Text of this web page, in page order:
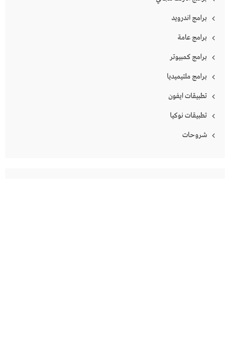
برامج اندرويد
برامج عامة
برامج كمبيوتر
برامج ملتيميديا
تطبيقات ايفون
تطبيقات نوكيا
شروحات